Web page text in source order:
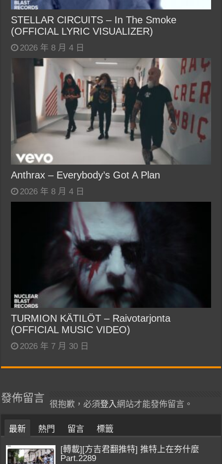
STELLAR CIRCUITS – In The Smoke
(OFFICIAL LYRIC VISUALIZER)
2026 年 8 月 4 日
Anthrax – Everybody’s Got A Plan
2026 年 8 月 4 日
TURMION KÄTILÖT – Raivotarjonta
(OFFICIAL MUSIC VIDEO)
2026 年 7 月 30 日
發佈留言
很抱歉，必須登入網站才能發佈留言。
最新 熱門 留言 標籤
[轉載][方吉君翻推特] 推特上在夯什麼
Part.2289